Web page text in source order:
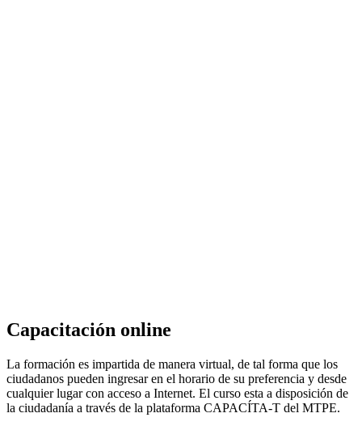
Capacitación online
La formación es impartida de manera virtual, de tal forma que los
ciudadanos pueden ingresar en el horario de su preferencia y desde
cualquier lugar con acceso a Internet. El curso esta a disposición de
la ciudadanía a través de la plataforma CAPACÍTA-T del MTPE.